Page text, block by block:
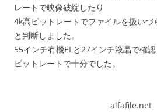
レートで映像破綻したり
4k高ビットレートでファイルを扱い
と判断しました。
55インチ有機ELと27インチ液晶で確
ビットレートで十分でした。
alfafile.net